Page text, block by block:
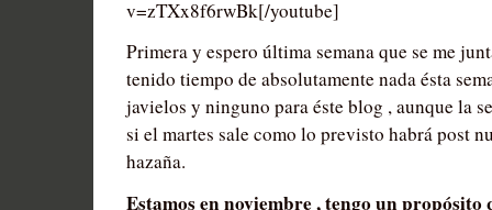
v=zTXx8f6rwBk[/youtube]
Primera y espero última semana que se me
tenido tiempo de absolutamente nada ésta
javielos y ninguno para éste blog , aunque la
si el martes sale como lo previsto habrá post
hazaña.
Estamos en noviembre , tengo un